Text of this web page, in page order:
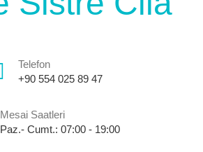
Telefon
+90 554 025 89 47
Mesai Saatleri
Paz.- Cumt.: 07:00 - 19:00